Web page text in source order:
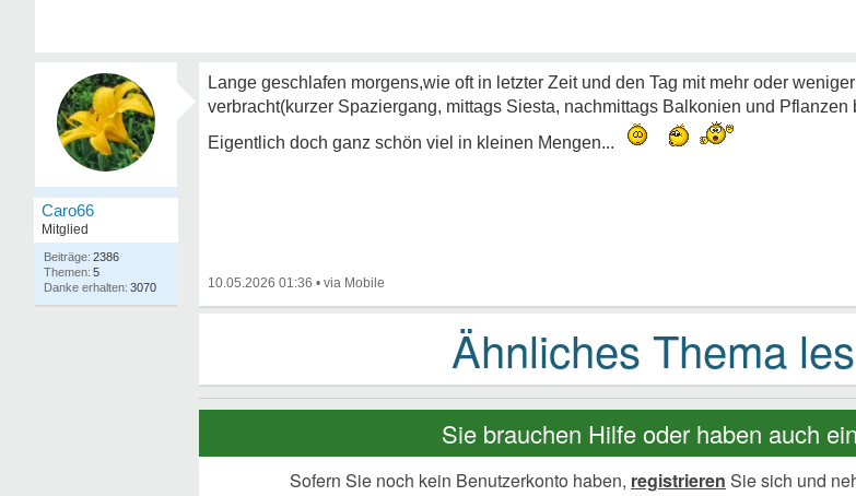
Caro66
Mitglied
2386
5
3070
Lange geschlafen morgens,wie oft in letzter Zeit und den Tag mit mehr oder
verbracht(kurzer Spaziergang, mittags Siesta, nachmittags Balkonien und Pflanzen
Eigentlich doch ganz schön viel in kleinen Mengen...
10.05.2026 01:36 •
Sie brauchen Hilfe oder haben auch
Sofern Sie noch kein Benutzerkonto haben, registrieren Sie sich und